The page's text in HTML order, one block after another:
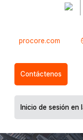
procore.com
Contáctenos
Inicio de sesión en